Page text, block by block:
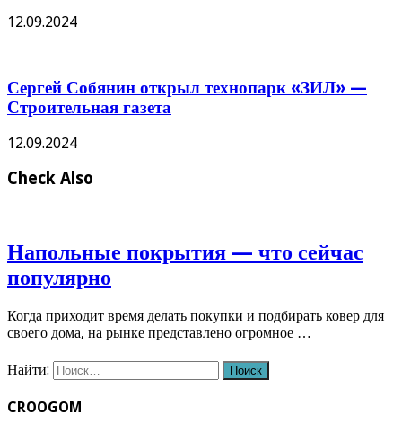
12.09.2024
Сергей Собянин открыл технопарк «ЗИЛ» —
Строительная газета
12.09.2024
Check Also
Напольные покрытия — что сейчас
популярно
Когда приходит время делать покупки и подбирать ковер для
своего дома, на рынке представлено огромное …
Найти:
CROOGOM